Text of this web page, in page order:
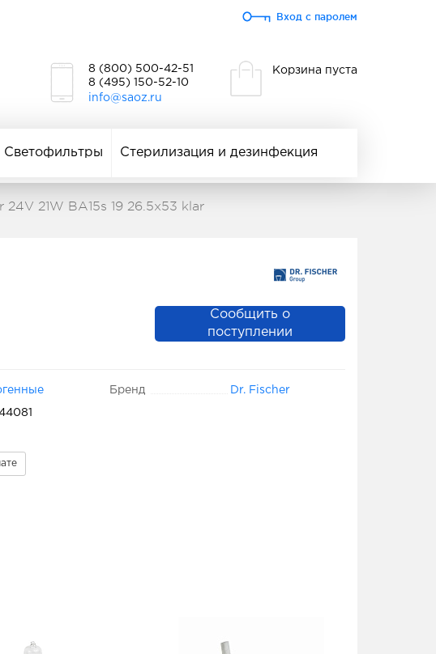
Вход с паролем
8 (800) 500-42-51
8 (495) 150-52-10
info@saoz.ru
Корзина пуста
Светофильтры Стерилизация и дезинфекция
21W BA15s 19 26.5x53 klar
Сообщить о
поступлении
Бренд Dr. Fischer